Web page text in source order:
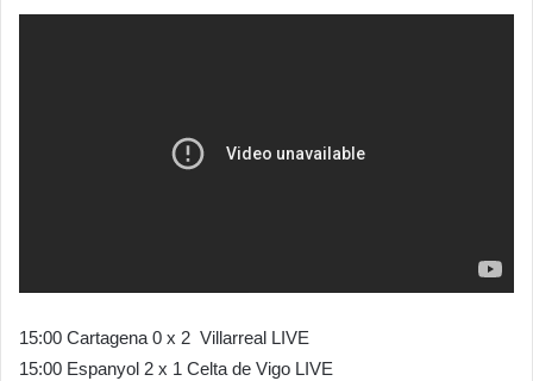
15:00 Cartagena 0 x 2 Villarreal LIVE
15:00 Espanyol 2 x 1 Celta de Vigo LIVE